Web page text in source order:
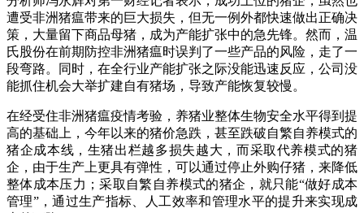
遭受非洲猪瘟带来的巨大损失，但无一例外都快速做出正确决
策，大量留下商品母猪，成为产能扩张中的急先锋。然而，温
氏股份在前期防控非洲猪瘟时误判了一些产品的风险，走了一
段弯路。同时，在全行业产能扩张之际没能迅速反应，公司没
能抓住机会大举扩建自有猪场，导致产能恢复较慢。
在经受住非洲猪瘟疫情考验，养猪业整体生物安全水平得到提
高的基础上，今年以来的猪价急跌，甚至跌破自繁自养模式的
猪企成本线，生猪出栏越多损失越大，而采取代养模式的猪
企，由于生产上更具有弹性，可以通过停止外购仔猪，来降低
整体成本压力；采取自繁自养模式的猪企，就只能“做好成本
管理”，通过生产指标、人工效率和管理水平的提升来实现成